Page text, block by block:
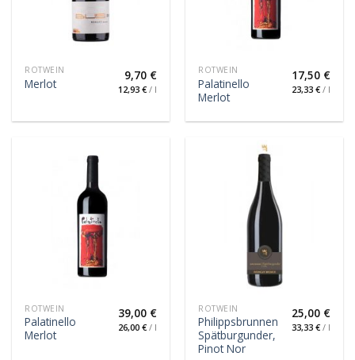
ROTWEIN
Merlot
9,70 €
12,93 €/ l
ROTWEIN
Palatinello
Merlot
17,50 €
23,33 €/ l
ROTWEIN
Palatinello
Merlot
39,00 €
26,00 €/ l
ROTWEIN
Philippsbrunnen
Spätburgunder,
Pinot Nor
25,00 €
33,33 €/ l